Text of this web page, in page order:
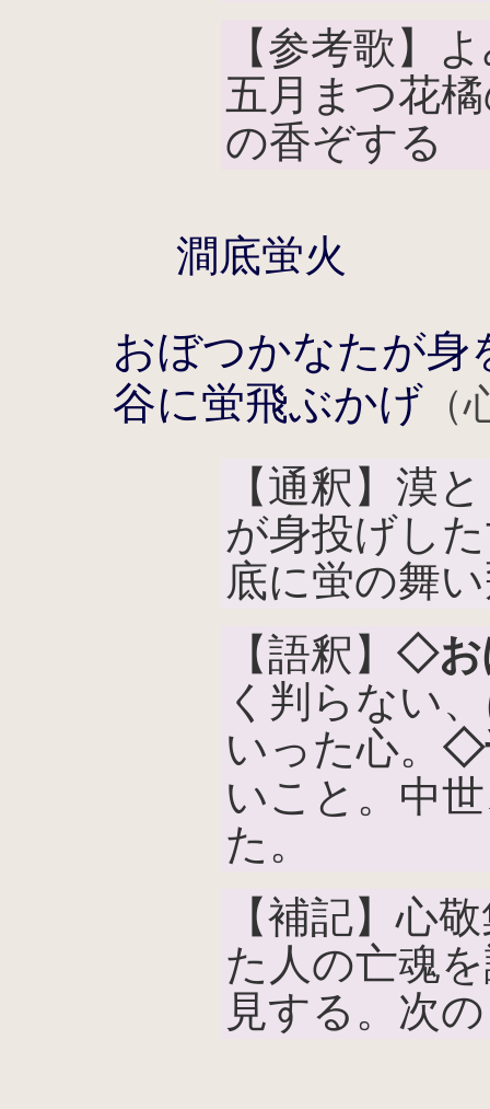
【参考歌】
五月まつ花
の香ぞする
澗底蛍火
おぼつかなたが身
谷に蛍飛ぶかげ
【通釈】漠
が身投げし
底に蛍の舞
【語釈】 ◇お
く判らない
いった心。 ◇
いこと。中
た。
【補記】心
た人の亡魂
見する。次